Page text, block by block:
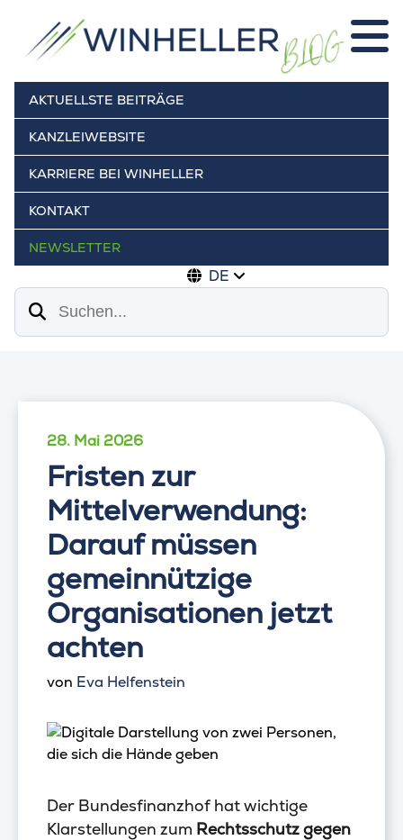
AKTUELLSTE BEITRÄGE
KANZLEIWEBSITE
KARRIERE BEI WINHELLER
KONTAKT
NEWSLETTER
DE
Suchen
28. Mai 2026
Fristen zur
Mittelverwendung:
Darauf müssen
gemeinnützige
Organisationen jetzt
achten
von Eva Helfenstein
Der Bundesfinanzhof hat wichtige
Klarstellungen zum Rechtsschutz gegen